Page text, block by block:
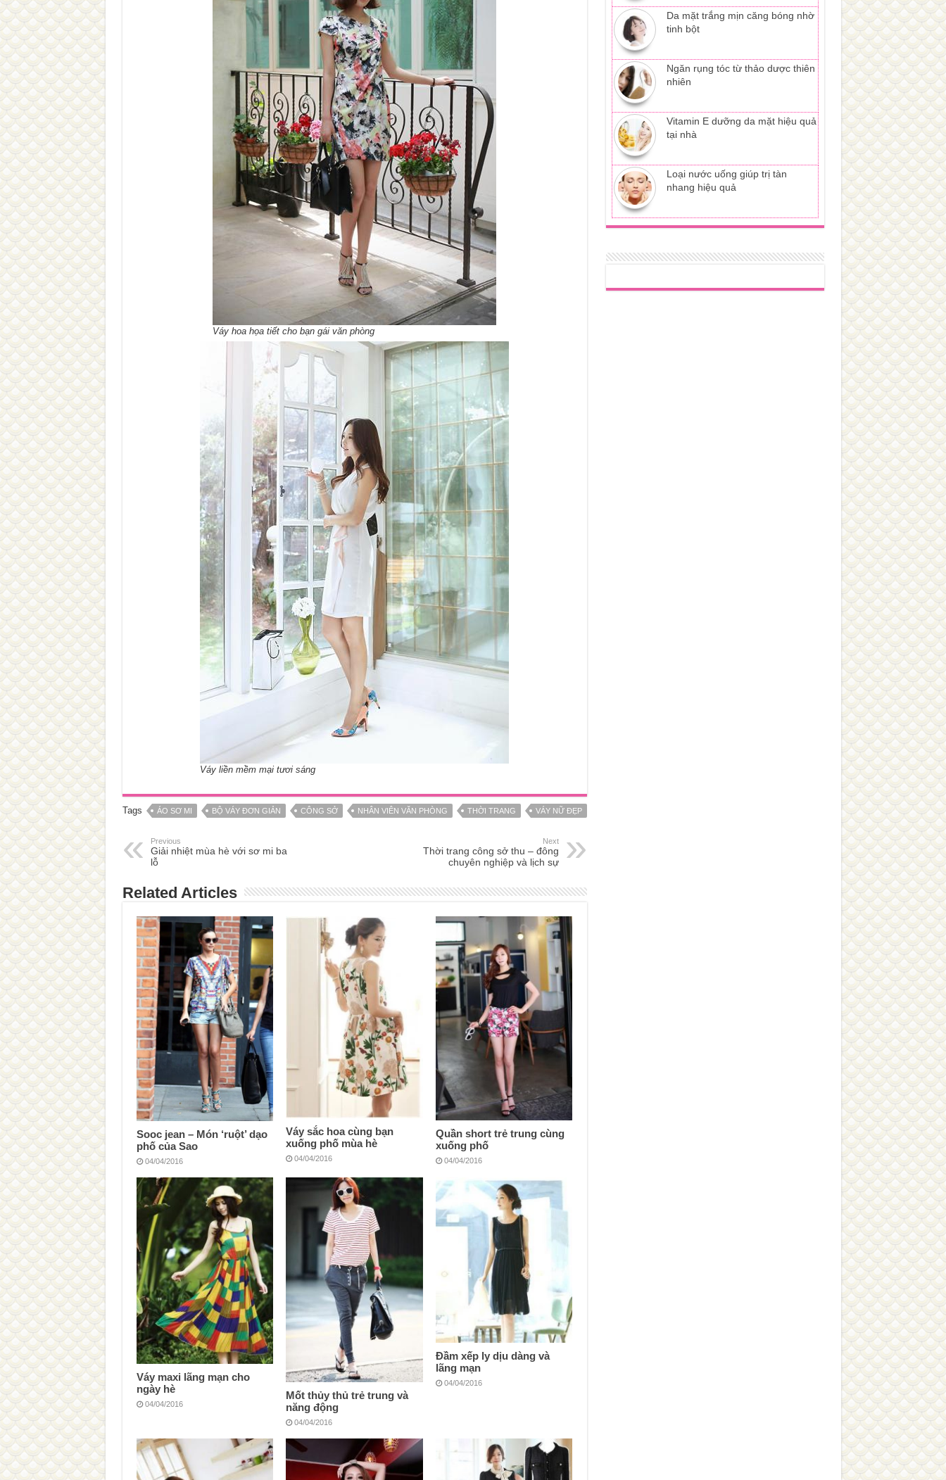
Váy hoa họa tiết cho bạn gái văn phòng
Váy liền mềm mại tươi sáng
Tags ÁO SƠ MI BỘ VÁY ĐƠN GIẢN CÔNG SỞ NHÂN VIÊN VĂN PHÒNG THỜI TRANG VÁY NỮ ĐẸP
Previous
Giải nhiệt mùa hè với sơ mi ba
lỗ
Next
Thời trang công sở thu – đông
chuyên nghiệp và lịch sự
Related Articles
Sooc jean – Món ‘ruột’ dạo
phố của Sao
04/04/2016
Váy sắc hoa cùng bạn
xuống phố mùa hè
04/04/2016
Quần short trẻ trung cùng
xuống phố
04/04/2016
Váy maxi lãng mạn cho
ngày hè
04/04/2016
Mốt thủy thủ trẻ trung và
năng động
04/04/2016
Đầm xếp ly dịu dàng và
lãng mạn
04/04/2016
Da mặt trắng mịn căng bóng nhờ
tinh bột
Ngăn rụng tóc từ thảo dược thiên
nhiên
Vitamin E dưỡng da mặt hiệu quả
tại nhà
Loại nước uống giúp trị tàn
nhang hiệu quả